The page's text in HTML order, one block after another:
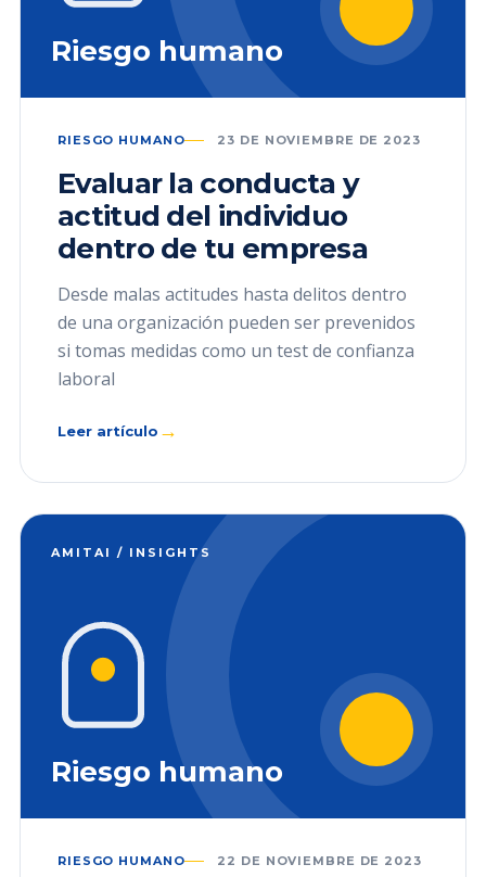
Riesgo humano
RIESGO HUMANO 23 DE NOVIEMBRE DE 2023
Evaluar la conducta y
actitud del individuo
dentro de tu empresa
Desde malas actitudes hasta delitos dentro
de una organización pueden ser prevenidos
si tomas medidas como un test de confianza
laboral
Leer artículo →
AMITAI / INSIGHTS
Riesgo humano
RIESGO HUMANO 22 DE NOVIEMBRE DE 2023